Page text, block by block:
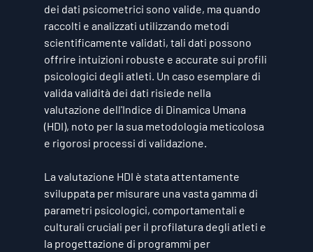
dei dati psicometrici sono valide, ma quando
raccolti e analizzati utilizzando metodi
scientificamente validati, tali dati possono
offrire intuizioni robuste e accurate sui profili
psicologici degli atleti. Un caso esemplare di
valida validità dei dati risiede nella
valutazione dell'Indice di Dinamica Umana
(HDI), noto per la sua metodologia meticolosa
e rigorosi processi di validazione.
La valutazione HDI è stata attentamente
sviluppata per misurare una vasta gamma di
parametri psicologici, comportamentali e
culturali cruciali per il profilatura degli atleti e
la progettazione di programmi per